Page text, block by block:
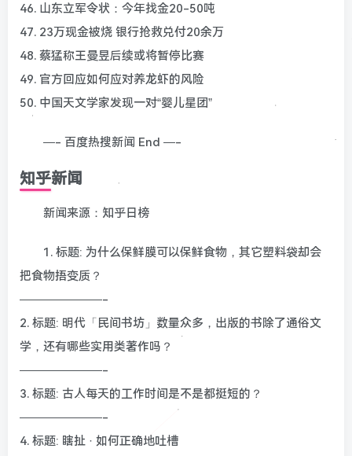
46. 山东立军令状：今年找金20-50吨
47. 23万现金被烧 银行抢救兑付20余万
48. 蔡猛称王曼昱后续或将暂停比赛
49. 官方回应如何应对养龙虾的风险
50. 中国天文学家发现一对“婴儿星团”
—- 百度热搜新闻 End —-
知乎新闻
新闻来源：知乎日榜
1. 标题: 为什么保鲜膜可以保鲜食物，其它塑料袋却会
把食物捂变质？
———————-
2. 标题: 明代「民间书坊」数量众多，出版的书除了通俗文
学，还有哪些实用类著作吗？
———————-
3. 标题: 古人每天的工作时间是不是都挺短的？
———————-
4. 标题: 瞎扯 · 如何正确地吐槽